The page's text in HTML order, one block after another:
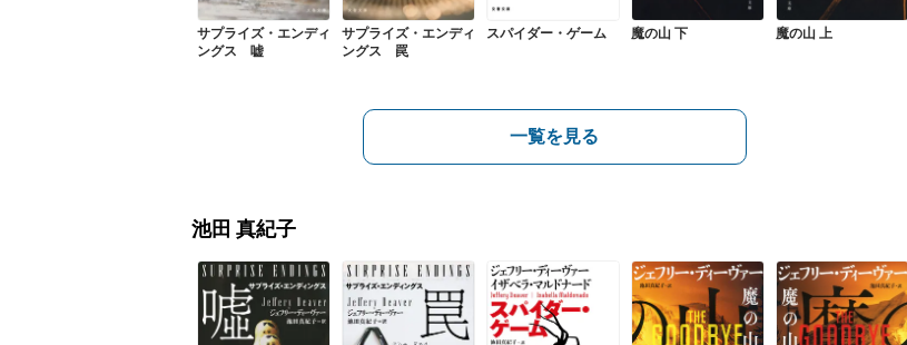
サプライズ・エンディ
ングス 嘘
サプライズ・エンディ
ングス 罠
スパイダー・ゲーム 魔の山 下 魔の山 上
一覧を見る
池田 真紀子